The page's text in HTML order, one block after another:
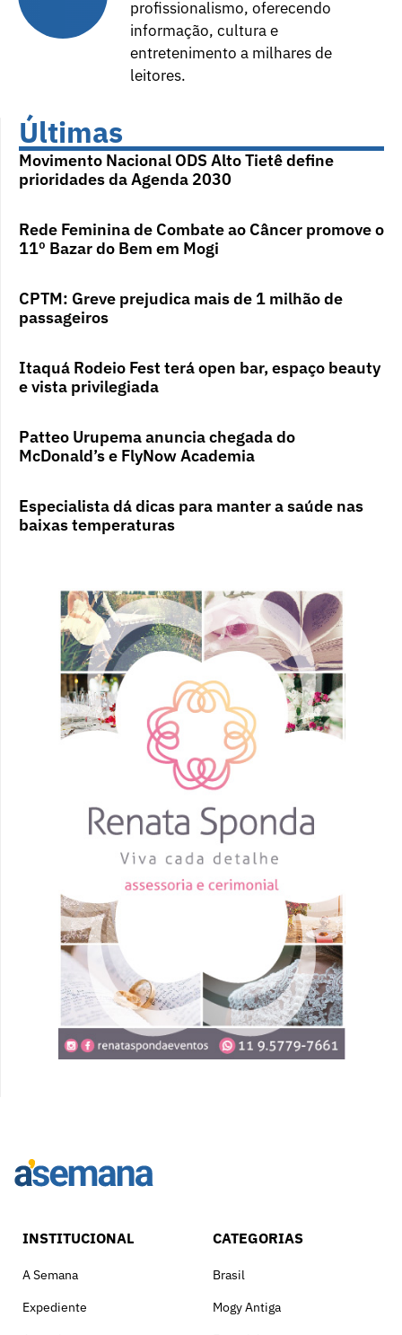
profissionalismo, oferecendo
informação, cultura e
entretenimento a milhares de
leitores.
Últimas
Movimento Nacional ODS Alto Tietê define
prioridades da Agenda 2030
Rede Feminina de Combate ao Câncer promove o
11º Bazar do Bem em Mogi
CPTM: Greve prejudica mais de 1 milhão de
passageiros
Itaquá Rodeio Fest terá open bar, espaço beauty
e vista privilegiada
Patteo Urupema anuncia chegada do
McDonald’s e FlyNow Academia
Especialista dá dicas para manter a saúde nas
baixas temperaturas
INSTITUCIONAL
A Semana
Expediente
CATEGORIAS
Brasil
Mogy Antiga